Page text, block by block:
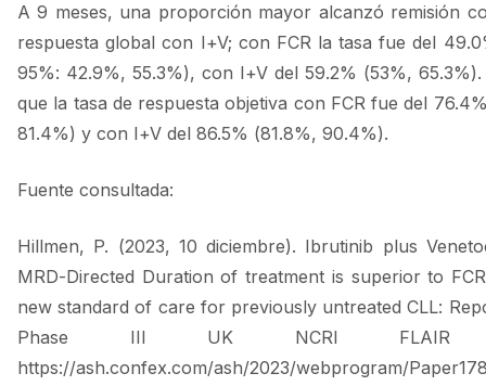
A 9 meses, una proporción mayor alcanzó remisión
respuesta global con I+V; con FCR la tasa fue del
95%: 42.9%, 55.3%), con I+V del 59.2% (53%,
que la tasa de respuesta objetiva con FCR fue del
81.4%) y con I+V del 86.5% (81.8%, 90.4%).
Fuente consultada:
Hillmen, P. (2023, 10 diciembre). Ibrutinib plus
MRD-Directed Duration of treatment is superior to
new standard of care for previously untreated CLL:
Phase III UK NCRI FLAIR
https://ash.confex.com/ash/2023/webprogram/